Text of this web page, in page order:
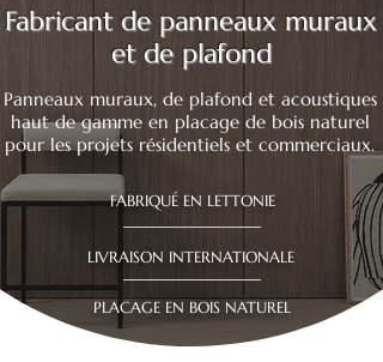
Fabricant de panneaux muraux
et de plafond
Panneaux muraux, de plafond et acoustiques
haut de gamme en placage de bois naturel
pour les projets résidentiels et commerciaux.
FABRIQUÉ EN LETTONIE
LIVRAISON INTERNATIONALE
PLACAGE EN BOIS NATUREL